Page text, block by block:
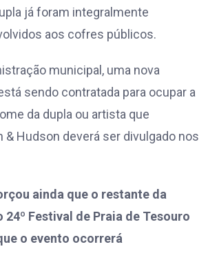
já foram integralmente
aos cofres públicos.
municipal, uma nova
sendo contratada para ocupar a
da dupla ou artista que
& Hudson deverá ser divulgado nos
ainda que o restante da
Festival de Praia de Tesouro
o evento ocorrerá